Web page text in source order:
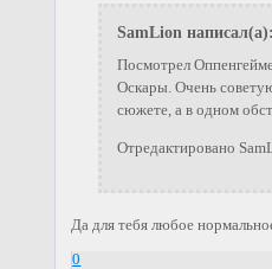
SamLion
Посмотрел
Оскары. Очень
сюжете, а в одном
Отредактировано
Да для тебя любое
0